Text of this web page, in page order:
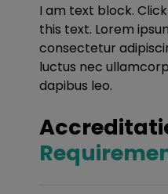
I am text block.
this text. Lorem
consectetur
luctus nec
dapibus leo.